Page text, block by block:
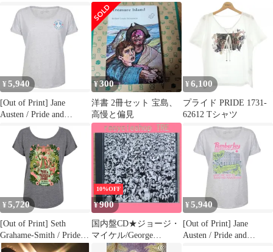
Michael■ LITSEN
WITHOUT PREJUDICE
VOL.1
【ESCA5160/498801051
6024】F24175
¥ 5,940
[Out of Print] Jane
Austen / Pride and
Prejudice - Mr. Darcy
Fan Club Women's
Relaxed Fit Tee (Heather
White) - 高慢と偏見 リ
ラックス フィット T
¥300
洋書 2冊セット 宝島、
高慢と偏見
¥ 6,100
プライド PRIDE 1731-
62612 Tシャツ
¥ 5,720
[Out of Print] Seth
Grahame-Smith / Pride
and Prejudice and
10%OFF
¥900
国内盤CD★ジョージ・
マイケル/George
Michael■ LITSEN
¥ 5,940
[Out of Print] Jane
Austen / Pride and